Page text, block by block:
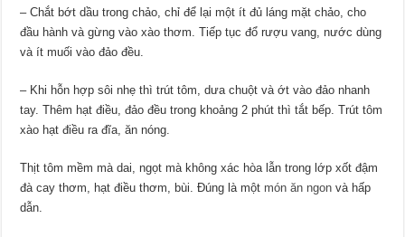
– Chắt bớt dầu trong chảo, chỉ để lại một ít đủ láng mặt chảo, cho
đầu hành và gừng vào xào thơm. Tiếp tục đổ rượu vang, nước dùng
và ít muối vào đảo đều.
– Khi hỗn hợp sôi nhẹ thì trút tôm, dưa chuột và ớt vào đảo nhanh
tay. Thêm hạt điều, đảo đều trong khoảng 2 phút thì tắt bếp. Trút tôm
xào hạt điều ra đĩa, ăn nóng.
Thịt tôm mềm mà dai, ngọt mà không xác hòa lẫn trong lớp xốt đậm
đà cay thơm, hạt điều thơm, bùi. Đúng là một món ăn ngon và hấp
dẫn.